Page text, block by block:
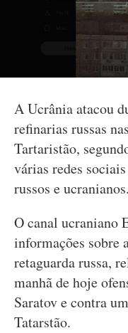
A Ucrânia atacou
refinarias russas
Tartaristão,
várias redes
russos e ucranianos.
O canal ucraniano
informações sobre
retaguarda russa,
manhã de hoje
Saratov e contra
Tatarstão.